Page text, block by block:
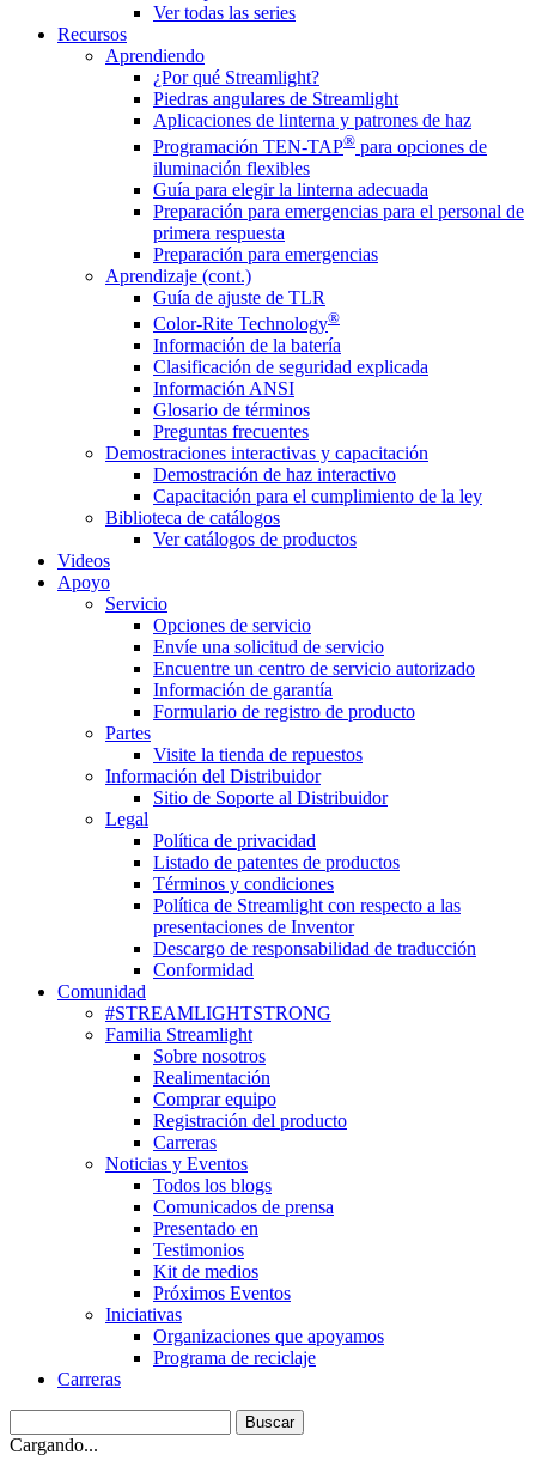
Ver todas las series
Recursos
Aprendiendo
¿Por qué Streamlight?
Piedras angulares de Streamlight
Aplicaciones de linterna y patrones de haz
Programación TEN-TAP® para opciones de
iluminación flexibles
Guía para elegir la linterna adecuada
Preparación para emergencias para el personal de
primera respuesta
Preparación para emergencias
Aprendizaje (cont.)
Guía de ajuste de TLR
Color-Rite Technology®
Información de la batería
Clasificación de seguridad explicada
Información ANSI
Glosario de términos
Preguntas frecuentes
Demostraciones interactivas y capacitación
Demostración de haz interactivo
Capacitación para el cumplimiento de la ley
Biblioteca de catálogos
Ver catálogos de productos
Videos
Apoyo
Servicio
Opciones de servicio
Envíe una solicitud de servicio
Encuentre un centro de servicio autorizado
Información de garantía
Formulario de registro de producto
Partes
Visite la tienda de repuestos
Información del Distribuidor
Sitio de Soporte al Distribuidor
Legal
Política de privacidad
Listado de patentes de productos
Términos y condiciones
Política de Streamlight con respecto a las
presentaciones de Inventor
Descargo de responsabilidad de traducción
Conformidad
Comunidad
#STREAMLIGHTSTRONG
Familia Streamlight
Sobre nosotros
Realimentación
Comprar equipo
Registración del producto
Carreras
Noticias y Eventos
Todos los blogs
Comunicados de prensa
Presentado en
Testimonios
Kit de medios
Próximos Eventos
Iniciativas
Organizaciones que apoyamos
Programa de reciclaje
Carreras
Cargando...